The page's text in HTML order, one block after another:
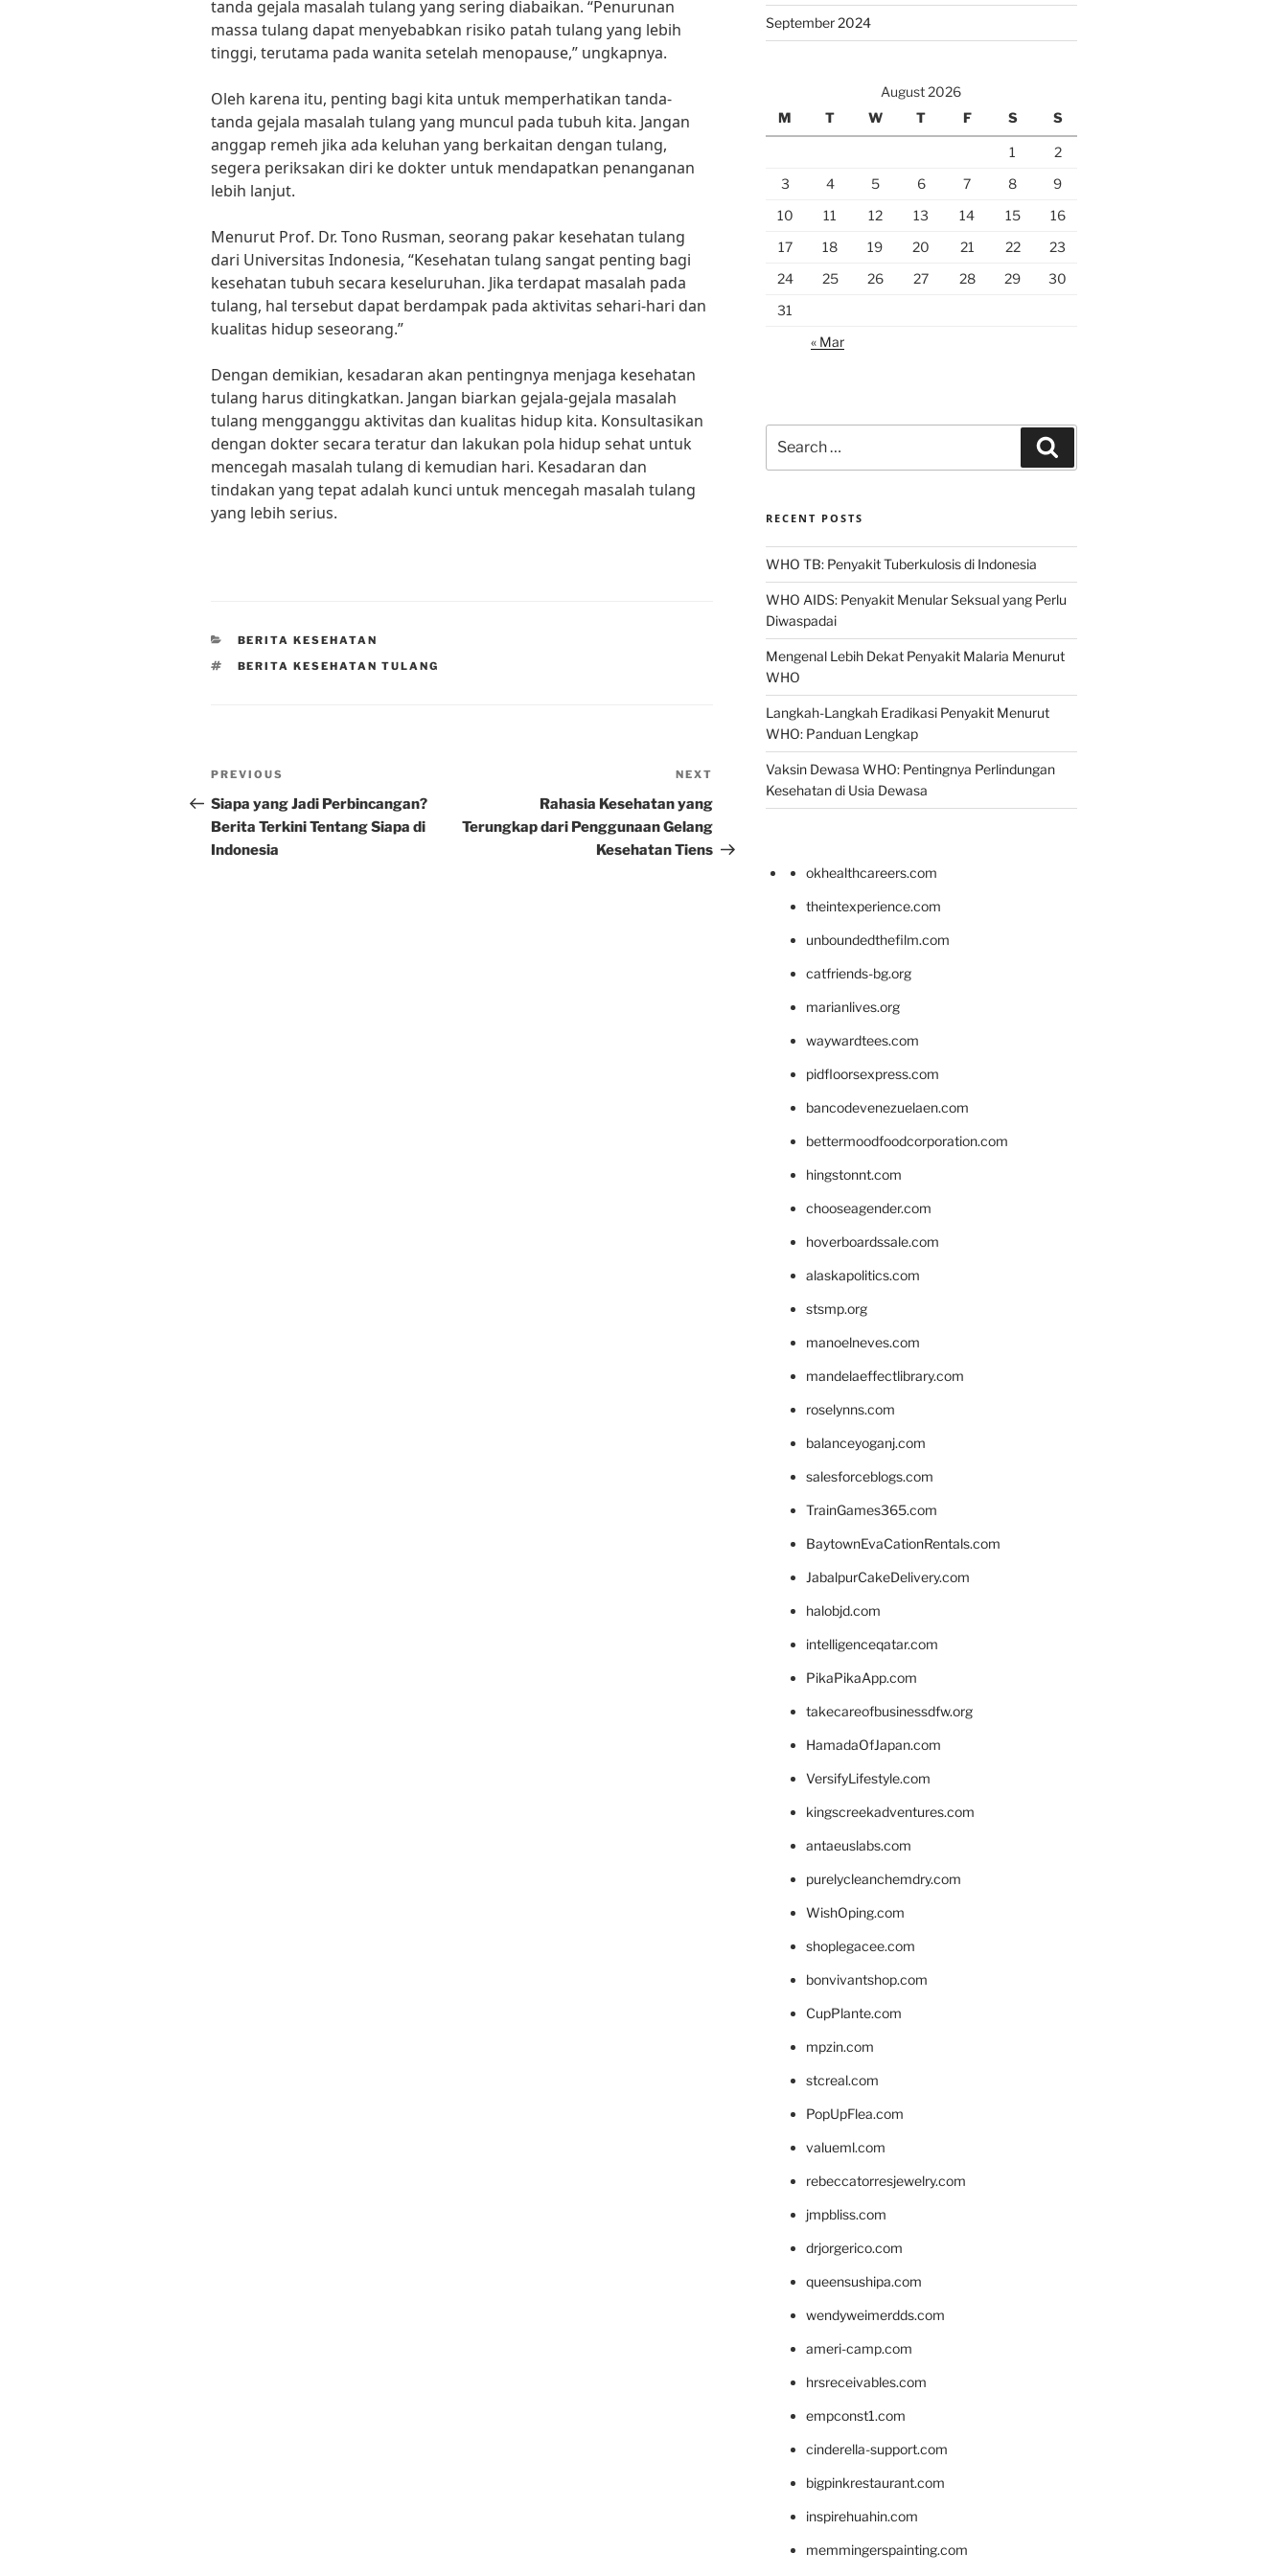
tanda gejala masalah tulang yang sering diabaikan. “Penurunan
massa tulang dapat menyebabkan risiko patah tulang yang lebih
tinggi, terutama pada wanita setelah menopause,” ungkapnya.
Oleh karena itu, penting bagi kita untuk memperhatikan tanda-
tanda gejala masalah tulang yang muncul pada tubuh kita. Jangan
anggap remeh jika ada keluhan yang berkaitan dengan tulang,
segera periksakan diri ke dokter untuk mendapatkan penanganan
lebih lanjut.
Menurut Prof. Dr. Tono Rusman, seorang pakar kesehatan tulang
dari Universitas Indonesia, “Kesehatan tulang sangat penting bagi
kesehatan tubuh secara keseluruhan. Jika terdapat masalah pada
tulang, hal tersebut dapat berdampak pada aktivitas sehari-hari dan
kualitas hidup seseorang.”
Dengan demikian, kesadaran akan pentingnya menjaga kesehatan
tulang harus ditingkatkan. Jangan biarkan gejala-gejala masalah
tulang mengganggu aktivitas dan kualitas hidup kita. Konsultasikan
dengan dokter secara teratur dan lakukan pola hidup sehat untuk
mencegah masalah tulang di kemudian hari. Kesadaran dan
tindakan yang tepat adalah kunci untuk mencegah masalah tulang
yang lebih serius.
CATEGORIES
BERITA KESEHATAN
TAGS
BERITA KESEHATAN TULANG
Post
navigation
Previous
Post
PREVIOUS
Siapa yang Jadi Perbincangan?
Berita Terkini Tentang Siapa di
Indonesia
Post
NEXT
Rahasia Kesehatan yang
Terungkap dari Penggunaan Gelang
Kesehatan Tiens
September 2024
August 2026
M
T W T F S S
1
2
3
4 5 6 7 8
9
10
11 12 13 14 15
16
17
18 19 20 21 22
23
24
25 26 27 28 29
30
31
« Mar
for:
RECENT POSTS
WHO TB: Penyakit Tuberkulosis di Indonesia
WHO AIDS: Penyakit Menular Seksual yang Perlu
Diwaspadai
Mengenal Lebih Dekat Penyakit Malaria Menurut
WHO
Langkah-Langkah Eradikasi Penyakit Menurut
WHO: Panduan Lengkap
Vaksin Dewasa WHO: Pentingnya Perlindungan
Kesehatan di Usia Dewasa
okhealthcareers.com
theintexperience.com
unboundedthefilm.com
catfriends-bg.org
marianlives.org
waywardtees.com
pidfloorsexpress.com
bancodevenezuelaen.com
bettermoodfoodcorporation.com
hingstonnt.com
chooseagender.com
hoverboardssale.com
alaskapolitics.com
stsmp.org
manoelneves.com
mandelaeffectlibrary.com
roselynns.com
balanceyoganj.com
salesforceblogs.com
TrainGames365.com
BaytownEvaCationRentals.com
JabalpurCakeDelivery.com
halobjd.com
intelligenceqatar.com
PikaPikaApp.com
takecareofbusinessdfw.org
HamadaOfJapan.com
VersifyLifestyle.com
kingscreekadventures.com
antaeuslabs.com
purelycleanchemdry.com
WishOping.com
shoplegacee.com
bonvivantshop.com
CupPlante.com
mpzin.com
stcreal.com
PopUpFlea.com
valueml.com
rebeccatorresjewelry.com
jmpbliss.com
drjorgerico.com
queensushipa.com
wendyweimerdds.com
ameri-camp.com
hrsreceivables.com
empconst1.com
cinderella-support.com
bigpinkrestaurant.com
inspirehuahin.com
memmingerspainting.com